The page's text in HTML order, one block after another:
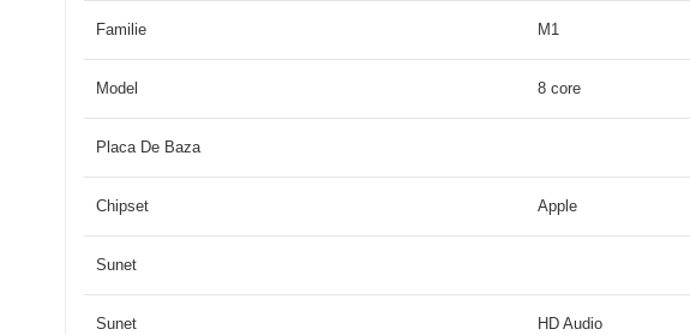
Familie M1
Model 8 core
Placa De Baza
Chipset Apple
Sunet
Sunet HD Audio